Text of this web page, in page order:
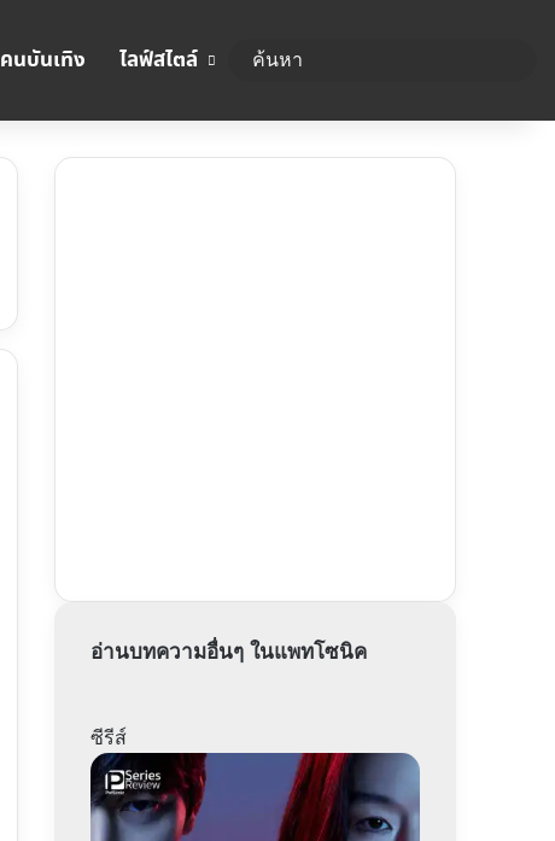
คนบันเทิง ไลฟ์สไตล์
อ่านบทความอื่นๆ ในแพทโซนิค
ซีรีส์